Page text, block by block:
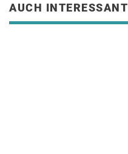
AUCH INTERESSANT